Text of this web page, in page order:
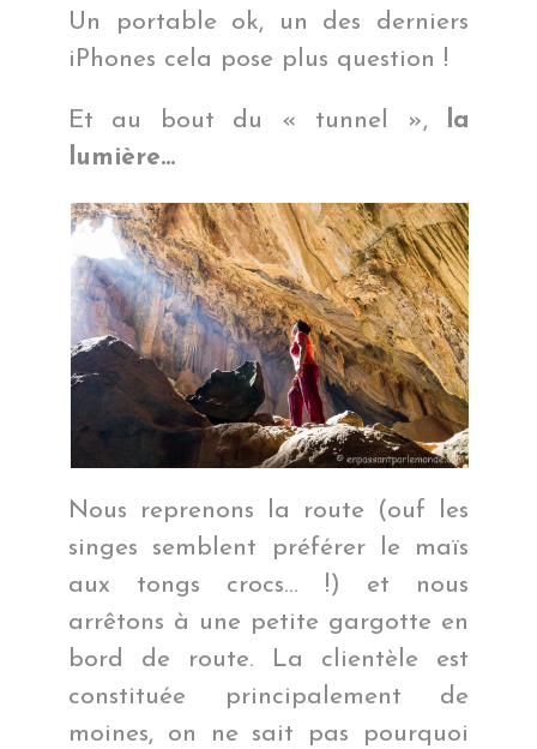
Un portable ok, un des derniers
iPhones cela pose plus question !
Et au bout du « tunnel »,
la
lumière…
Nous reprenons la route (ouf les
singes semblent préférer le maïs
aux tongs crocs… !) et nous
arrêtons à une petite gargotte en
bord de route. La clientèle est
constituée principalement de
moines, on ne sait pas pourquoi